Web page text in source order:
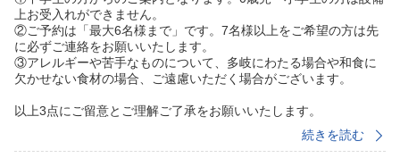
上お受入れができません。
②ご予約は「最大6名様まで」です。7名様以上をご希望の方は先
に必ずご連絡をお願いいたします。
③アレルギーや苦手なものについて、多岐にわたる場合や和食に
欠かせない食材の場合、ご遠慮いただく場合がございます。
以上3点にご留意とご理解ご了承をお願いいたします。
続きを読む